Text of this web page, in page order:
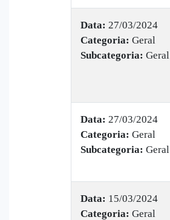
Data: 27/03/2024
Categoria: Geral
Subcategoria: Geral
Data: 27/03/2024
Categoria: Geral
Subcategoria: Geral
Data: 15/03/2024
Categoria: Geral